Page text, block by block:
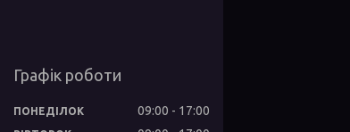
Графік роботи
ПОНЕДІЛОК 09:00 17:00